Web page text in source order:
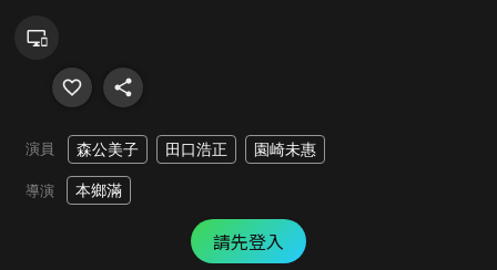
演員 森公美子 田口浩正 園崎未惠
導演 本鄉滿
請先登入